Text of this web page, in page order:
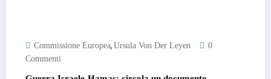
Commissione Europea, Ursula Von Der Leyen
0
Commenti